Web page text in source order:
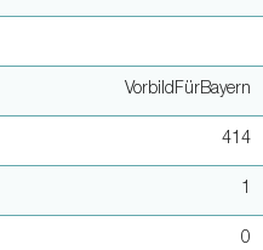
VorbildFürBayern
414
1
0